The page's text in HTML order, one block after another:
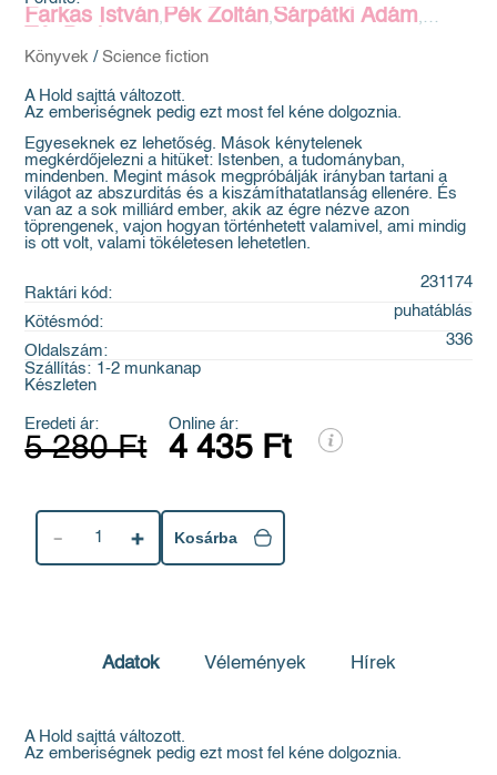
Farkas István Pék Zoltán Sárpátki Ádám
Könyvek / Science fiction
A Hold sajttá változott.
Az emberiségnek pedig ezt most fel kéne dolgoznia.
Egyeseknek ez lehetőség. Mások kénytelenek
megkérdőjelezni a hitüket: Istenben, a tudományban,
mindenben. Megint mások megpróbálják irányban tartani a
világot az abszurditás és a kiszámíthatatlanság ellenére. És
van az a sok milliárd ember, akik az égre nézve azon
töprengenek, vajon hogyan történhetett valamivel, ami mindig
is ott volt, valami tökéletesen lehetetlen.
Raktári kód:
231174
Kötésmód:
puhatáblás
Oldalszám:
336
Szállítás: 1-2 munkanap
Készleten
Eredeti ár:
5 280 Ft
Online ár:
4 435 Ft
1 Kosárba
Adatok Vélemények Hírek
A Hold sajttá változott.
Az emberiségnek pedig ezt most fel kéne dolgoznia.